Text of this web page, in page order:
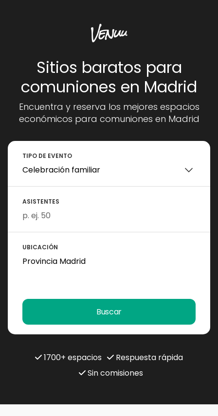
Sitios baratos para
comuniones en Madrid
Encuentra y reserva los mejores espacios
económicos para comuniones en Madrid
TIPO DE EVENTO
ASISTENTES
UBICACIÓN
Buscar
1700+ espacios
Respuesta rápida
Sin comisiones